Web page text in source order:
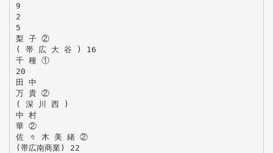
9
2
5
梨 子 ②
( 帯 広 大 谷 ) 16
千 種 ①
20
田 中
万 貴 ②
( 深 川 西 )
中 村
華 ②
佐 々 木 美 緒 ②
(帯広南商業) 22